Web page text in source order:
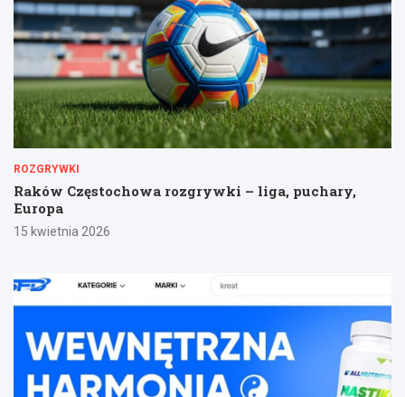
ROZGRYWKI
Raków Częstochowa rozgrywki – liga, puchary,
Europa
15 kwietnia 2026